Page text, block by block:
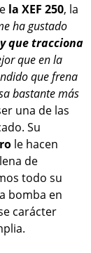
la XEF 250, la
ha gustado
que tracciona
que en la
que frena
bastante más
una de las
Su
le hacen
de
todo su
bomba en
carácter